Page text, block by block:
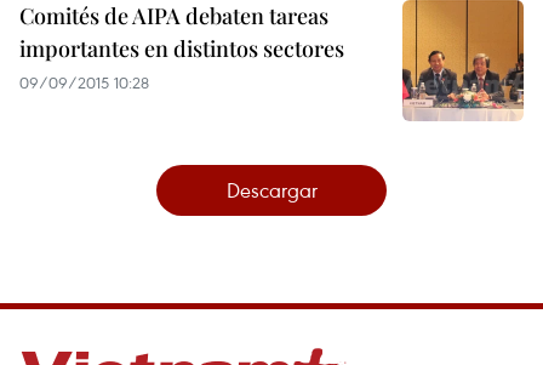
Comités de AIPA debaten tareas
importantes en distintos sectores
09/09/2015 10:28
Descargar